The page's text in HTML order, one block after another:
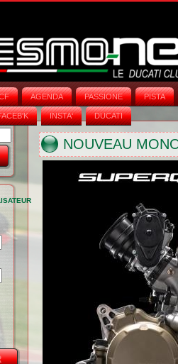
AGENDA PASSIONE PISTA
INSTA‘ DUCATI
NOUVEAU